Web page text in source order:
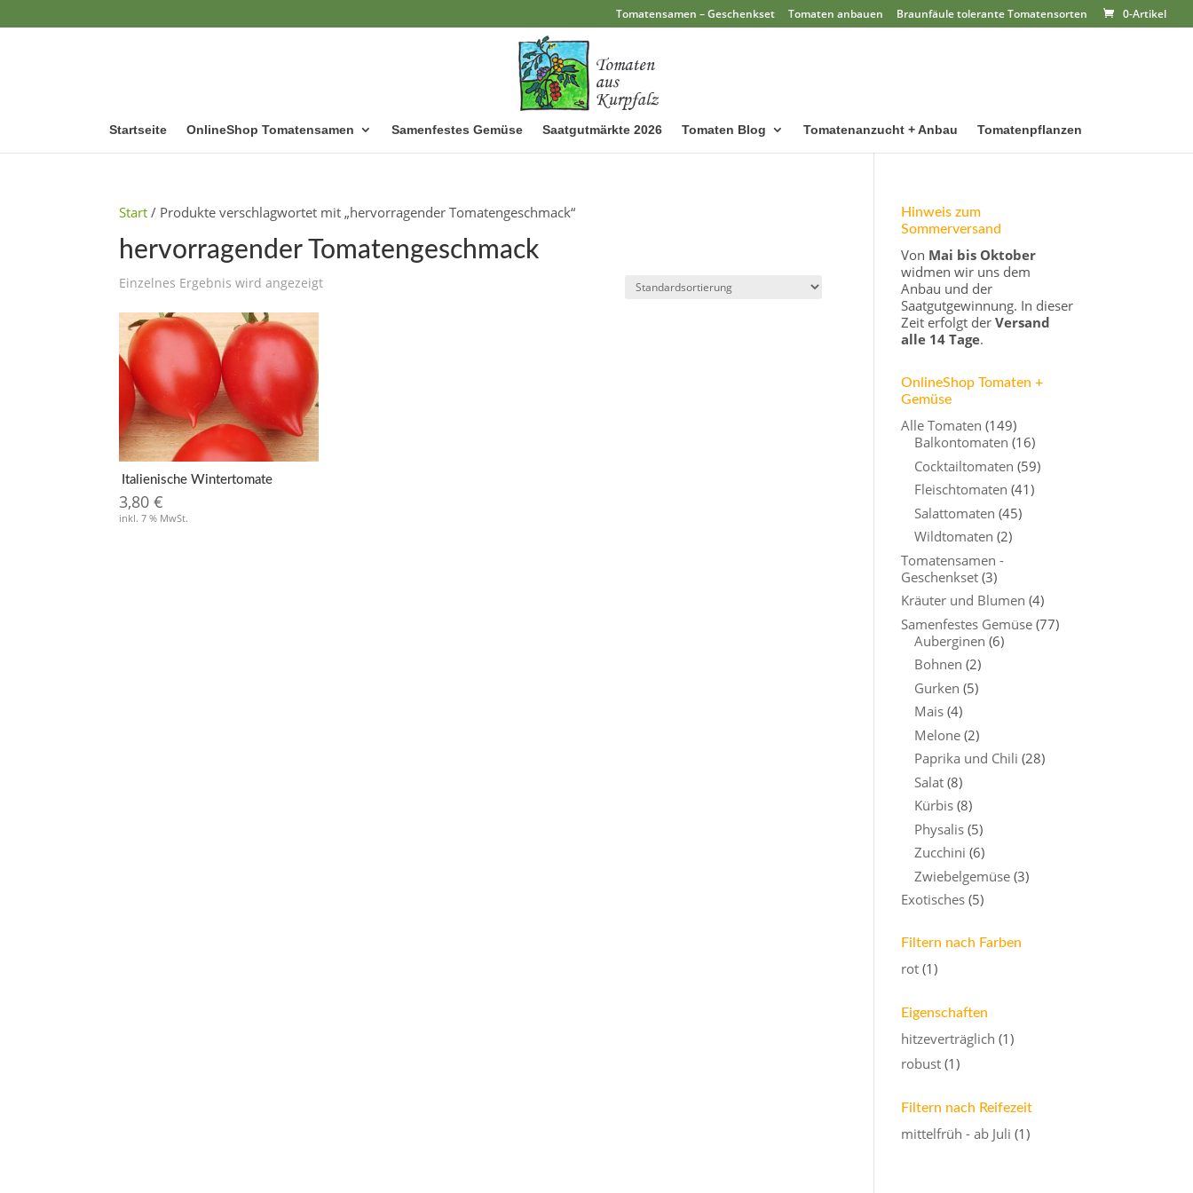
Tomatensamen – Geschenkset Tomaten anbauen Braunfäule tolerante Tomatensorten 0-Artikel
Startseite OnlineShop Tomatensamen Samenfestes Gemüse Saatgutmärkte 2026 Tomaten Blog Tomatenanzucht + Anbau Tomatenpflanzen
Start / Produkte verschlagwortet mit „hervorragender Tomatengeschmack“
hervorragender Tomatengeschmack
Einzelnes Ergebnis wird angezeigt
Italienische Wintertomate
3,80€
inkl. 7 % MwSt.
Hinweis zum
Sommerversand
Von Mai bis Oktober
widmen wir uns dem
Anbau und der
Saatgutgewinnung. In dieser
Zeit erfolgt derVersand
alle 14 Tage.
OnlineShop Tomaten +
Gemüse
Alle Tomaten (149)
Balkontomaten (16)
Cocktailtomaten (59)
Fleischtomaten (41)
Salattomaten (45)
Wildtomaten (2)
Tomatensamen -
Geschenkset (3)
Kräuter und Blumen (4)
Samenfestes Gemüse (77)
Auberginen (6)
Bohnen (2)
Gurken (5)
Mais (4)
Melone (2)
Paprika und Chili (28)
Salat (8)
Kürbis (8)
Physalis (5)
Zucchini (6)
Zwiebelgemüse (3)
Exotisches (5)
Filtern nach Farben
rot (1)
Eigenschaften
hitzeverträglich (1)
robust (1)
Filtern nach Reifezeit
mittelfrüh - ab Juli (1)